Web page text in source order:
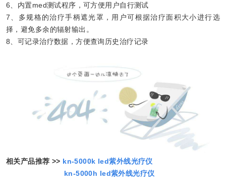
6、内置med测试程序，可方便用户自行测试
7、多规格的治疗手柄遮光罩，用户可根据治疗面积大小进行选
择，避免多余的辐射输出。
8、可记录治疗数据，方便查询历史治疗记录
相关产品推荐 >> kn-5000k led紫外线光疗仪
kn-5000h led紫外线光疗仪